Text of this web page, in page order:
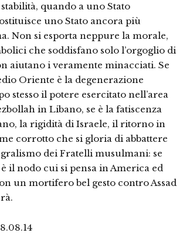
quando a uno Stato
uno Stato ancora più
Non si esporta neppure la morale,
che soddisfano solo l’orgoglio di
aiutano i veramente minacciati. Se
Oriente è la degenerazione
stesso il potere esercitato nell’area
in Libano, se è la fatiscenza
la rigidità di Israele, il ritorno in
corrotto che si gloria di abbattere
dei Fratelli musulmani: se
è il nodo cui si pensa in America ed
un mortifero bel gesto contro Assad